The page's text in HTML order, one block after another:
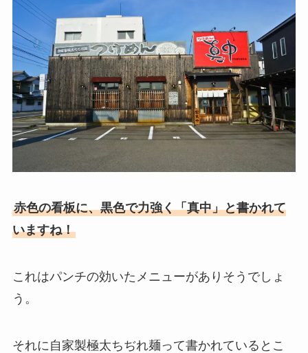
赤色の看板に、黒色で力強く「真中」と書かれて
いますね！
これはパンチの効いたメニューがありそうでしょ
う。
それに自家製極太ちぢれ麺って書かれているとこ